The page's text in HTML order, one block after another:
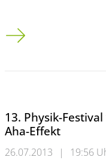
Ernie und Bert als
13. Physik-
Aha-Effekt
26.07.2013 | 19:56